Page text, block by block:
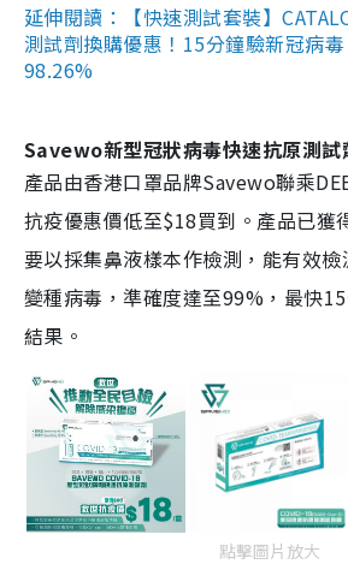
延伸閱讀：【快速測試套裝】
測試劑換購優惠！15分鐘驗新冠病
98.26%
Savewo新型冠狀病毒快速抗原測試
產品由香港口罩品牌Savewo聯乘
抗疫優惠價低至$18買到。產品已獲
要以採集鼻液樣本作檢測，能有效
變種病毒，準確度達至99%，最快
結果。
點擊圖片放大